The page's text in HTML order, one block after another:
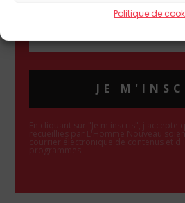
Politique de
JE
En cliquant sur "Je m'inscris", j'accepte
recueillies par L'Homme Nouveau
courrier électronique de contenus et
programmes.